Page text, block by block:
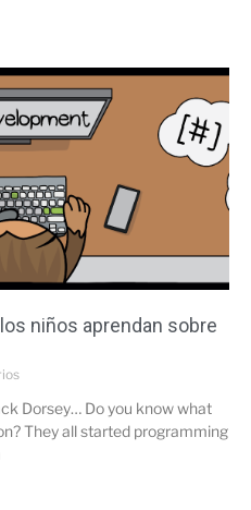
niños aprendan sobre
Dorsey… Do you know what
They all started programming